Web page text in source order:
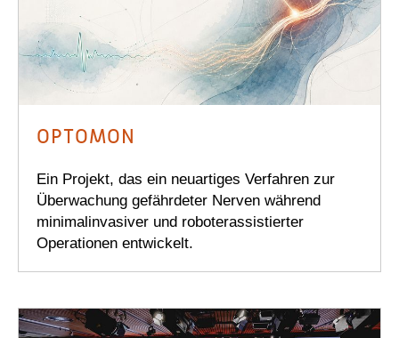
OPTOMON
Ein Projekt, das ein neuartiges Verfahren zur
Überwachung gefährdeter Nerven während
minimalinvasiver und roboterassistierter
Operationen entwickelt.